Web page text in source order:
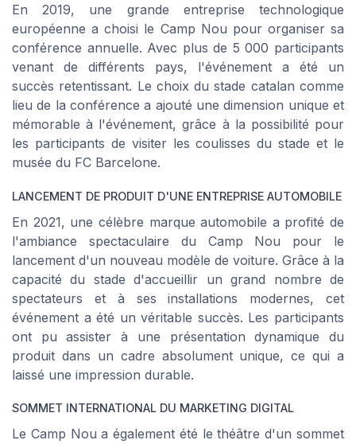
En 2019, une grande entreprise technologique
européenne a choisi le Camp Nou pour organiser sa
conférence annuelle. Avec plus de 5 000 participants
venant de différents pays, l'événement a été un
succès retentissant. Le choix du stade catalan comme
lieu de la conférence a ajouté une dimension unique et
mémorable à l'événement, grâce à la possibilité pour
les participants de visiter les coulisses du stade et le
musée du FC Barcelone.
LANCEMENT DE PRODUIT D'UNE ENTREPRISE AUTOMOBILE
En 2021, une célèbre marque automobile a profité de
l'ambiance spectaculaire du Camp Nou pour le
lancement d'un nouveau modèle de voiture. Grâce à la
capacité du stade d'accueillir un grand nombre de
spectateurs et à ses installations modernes, cet
événement a été un véritable succès. Les participants
ont pu assister à une présentation dynamique du
produit dans un cadre absolument unique, ce qui a
laissé une impression durable.
SOMMET INTERNATIONAL DU MARKETING DIGITAL
Le Camp Nou a également été le théâtre d'un sommet